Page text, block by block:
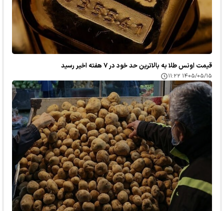
قیمت اونس طلا به بالاترین حد خود در ۷ هفته اخیر رسید
۱۴۰۵/۰۵/۱۵ ۱۱:۲۲